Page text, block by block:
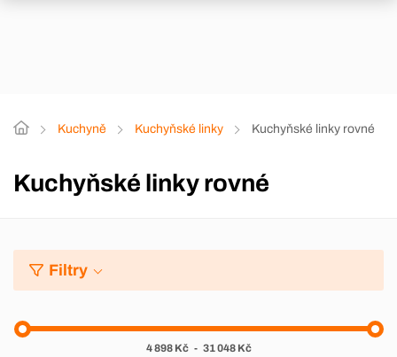
Kuchyně Kuchyňské linky Kuchyňské linky rovné
Kuchyňské linky rovné
Filtry
4 898 Kč - 31 048 Kč